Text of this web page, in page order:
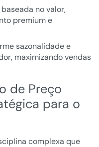
no valor,
premium e
sazonalidade e
maximizando vendas
de Preço
para o
complexa que